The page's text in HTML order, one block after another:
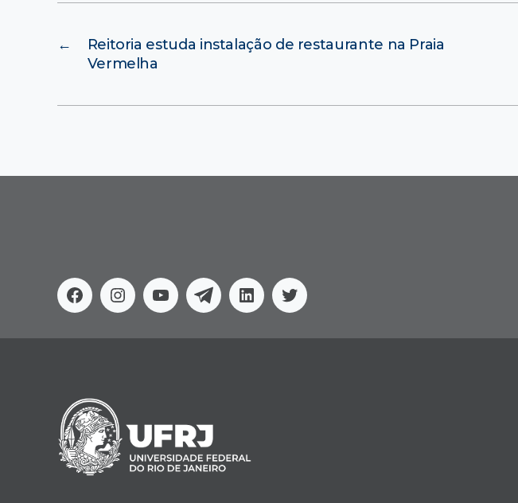
←
Reitoria estuda instalação de restaurante na Praia
Vermelha
FacebookInstagram
YoutubeTelegramLinkedinTwitter